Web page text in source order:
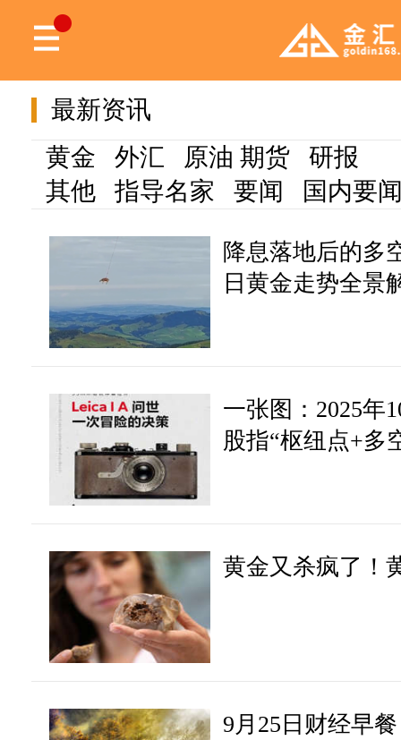
最新资讯
黄金
外汇 原油 期货
研报
其他
指导名家 要闻 国内要
降息落地后的多
日黄金走势全景
一张图：2025年
股指“枢纽点+多
黄金又杀疯了！
9月25日财经早